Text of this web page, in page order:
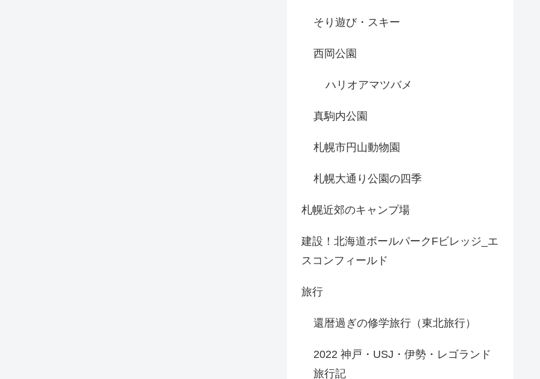
そり遊び・スキー
西岡公園
ハリオアマツバメ
真駒内公園
札幌市円山動物園
札幌大通り公園の四季
札幌近郊のキャンプ場
建設！北海道ボールパークFビレッジ_エ
スコンフィールド
旅行
還暦過ぎの修学旅行（東北旅行）
2022 神戸・USJ・伊勢・レゴランド
旅行記